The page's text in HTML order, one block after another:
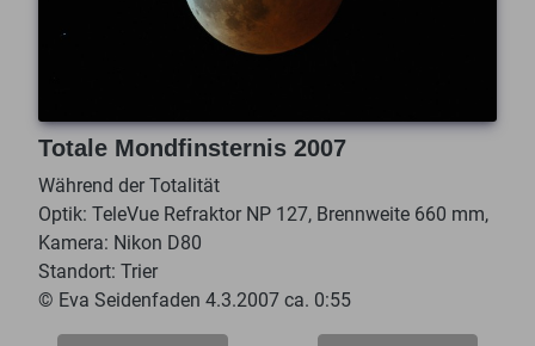
Totale Mondfinsternis 2007
Während der Totalität
Optik: TeleVue Refraktor NP 127, Brennweite 660 mm,
Kamera: Nikon D80
Standort: Trier
© Eva Seidenfaden 4.3.2007 ca. 0:55